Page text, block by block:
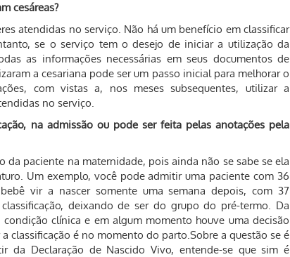
cesáreas?
atendidas no serviço. Não há um benefício em classificar
se o serviço tem o desejo de iniciar a utilização da
as informações necessárias em seus documentos de
a cesariana pode ser um passo inicial para melhorar o
com vistas a, nos meses subsequentes, utilizar a
no serviço.
na admissão ou pode ser feita pelas anotações pela
da paciente na maternidade, pois ainda não se sabe se ela
Um exemplo, você pode admitir uma paciente com 36
vir a nascer somente uma semana depois, com 37
deixando de ser do grupo do pré-termo. Da
clínica e em algum momento houve uma decisão
classificação é no momento do parto.Sobre a questão se é
da Declaração de Nascido Vivo, entende-se que sim é